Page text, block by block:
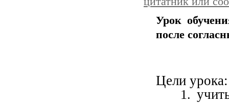
Урок
после
Цели урока: